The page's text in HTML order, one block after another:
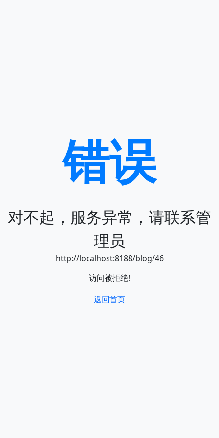
错误
对不起，服务异常，请联系管
理员
http://localhost:8188/blog/46
访问被拒绝!
返回首页